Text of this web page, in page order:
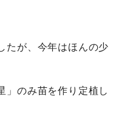
たが、今年はほんの少
」のみ苗を作り定植し